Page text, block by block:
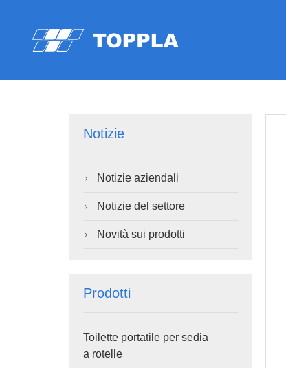
Notizie
 Notizie aziendali
 Notizie del settore
 Novità sui prodotti
Prodotti
Toilette portatile per sedia
a rotelle